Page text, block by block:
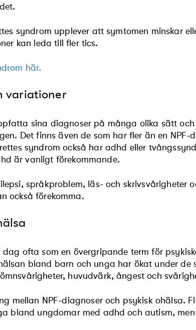
syndrom upplever att symtomen minskar
kan leda till fler tics.
här.
variationer
sina diagnoser på många olika sätt
Det finns även de som har fler än en NPF-
syndrom också har adhd eller
är vanligt förekommande.
språkproblem, läs- och skrivsvårigheter
också förekomma.
dag ofta som en övergripande term för
bland barn och unga har ökat under de
huvudvärk, ångest och
mellan NPF-diagnoser och psykisk ohälsa.
bland ungdomar med adhd och autism,